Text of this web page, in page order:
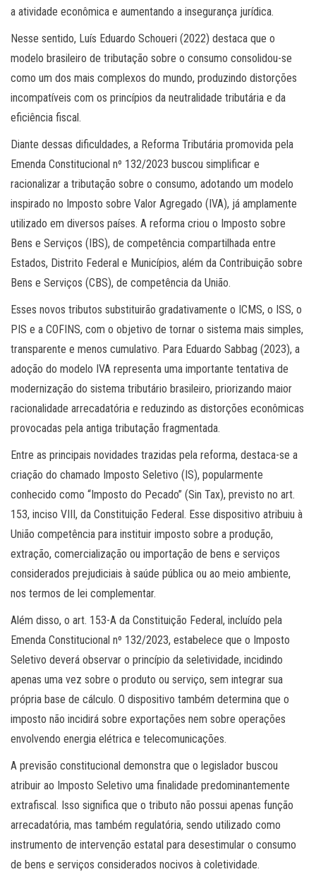
a atividade econômica e aumentando a insegurança jurídica.
Nesse sentido, Luís Eduardo Schoueri (2022) destaca que o
modelo brasileiro de tributação sobre o consumo consolidou-se
como um dos mais complexos do mundo, produzindo distorções
incompatíveis com os princípios da neutralidade tributária e da
eficiência fiscal.
Diante dessas dificuldades, a Reforma Tributária promovida pela
Emenda Constitucional nº 132/2023 buscou simplificar e
racionalizar a tributação sobre o consumo, adotando um modelo
inspirado no Imposto sobre Valor Agregado (IVA), já amplamente
utilizado em diversos países. A reforma criou o Imposto sobre
Bens e Serviços (IBS), de competência compartilhada entre
Estados, Distrito Federal e Municípios, além da Contribuição sobre
Bens e Serviços (CBS), de competência da União.
Esses novos tributos substituirão gradativamente o ICMS, o ISS, o
PIS e a COFINS, com o objetivo de tornar o sistema mais simples,
transparente e menos cumulativo. Para Eduardo Sabbag (2023), a
adoção do modelo IVA representa uma importante tentativa de
modernização do sistema tributário brasileiro, priorizando maior
racionalidade arrecadatória e reduzindo as distorções econômicas
provocadas pela antiga tributação fragmentada.
Entre as principais novidades trazidas pela reforma, destaca-se a
criação do chamado Imposto Seletivo (IS), popularmente
conhecido como “Imposto do Pecado” (Sin Tax), previsto no art.
153, inciso VIII, da Constituição Federal. Esse dispositivo atribuiu à
União competência para instituir imposto sobre a produção,
extração, comercialização ou importação de bens e serviços
considerados prejudiciais à saúde pública ou ao meio ambiente,
nos termos de lei complementar.
Além disso, o art. 153-A da Constituição Federal, incluído pela
Emenda Constitucional nº 132/2023, estabelece que o Imposto
Seletivo deverá observar o princípio da seletividade, incidindo
apenas uma vez sobre o produto ou serviço, sem integrar sua
própria base de cálculo. O dispositivo também determina que o
imposto não incidirá sobre exportações nem sobre operações
envolvendo energia elétrica e telecomunicações.
A previsão constitucional demonstra que o legislador buscou
atribuir ao Imposto Seletivo uma finalidade predominantemente
extrafiscal. Isso significa que o tributo não possui apenas função
arrecadatória, mas também regulatória, sendo utilizado como
instrumento de intervenção estatal para desestimular o consumo
de bens e serviços considerados nocivos à coletividade.